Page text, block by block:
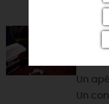
Un
Un